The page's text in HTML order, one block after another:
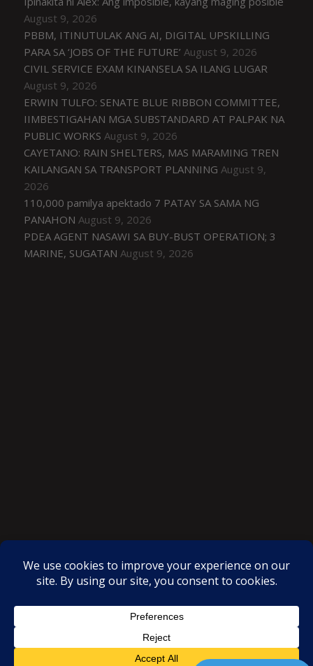
August 9, 2026
PBBM, ITINUTULAK ANG AI, DIGITAL UPSKILLING
PARA SA ‘JOBS OF THE FUTURE’ August 9, 2026
CIVIL SERVICE EXAM KINANSELA SA ILANG LUGAR
August 9, 2026
ERWIN TULFO: SENATE BLUE RIBBON COMMITTEE,
IIMBESTIGAHAN MGA SUBSTANDARD AT PALPAK NA
PUBLIC WORKS August 9, 2026
CAYETANO: RAIN SHELTERS, MAS MARAMING TREN
KAILANGAN SA TRANSPORT PLANNING August 9,
2026
110,000 pamilya apektado 7 PATAY SA SAMA NG
PANAHON August 9, 2026
PDEA AGENT NASAWI SA BUY-BUST OPERATION; 3
MARINE, SUGATAN August 9, 2026
Proudly powered by WordPress |Theme: SuperMag byAcme